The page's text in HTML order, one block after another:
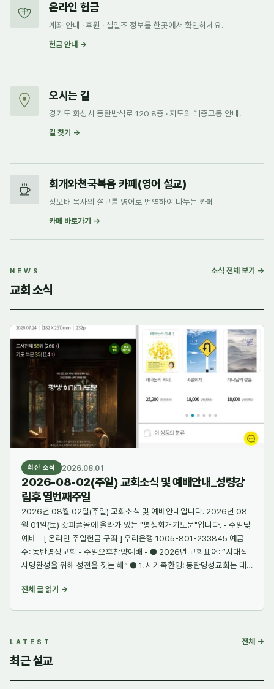
온라인 헌금
계좌 안내 · 후원 · 십일조 정보를 한곳에서 확인하세요.
헌금 안내 →
오시는 길
경기도 화성시 동탄반석로 120 8층 · 지도와 대중교통 안내.
길 찾기 →
회개와천국복음 카페(영어 설교)
정보배 목사의 설교를 영어로 번역하여 나누는 카페
카페 바로가기 →
NEWS
교회 소식
소식 전체 보기 →
최신 소식 2026.08.01
2026-08-02(주일) 교회소식 및 예배안내_성령강
림후 열번째주일
2026년 08월 02일(주일) 교회소식 및 예배안내입니다. 2026년 08
월 01일(토) 갓피플몰에 올라가 있는 "평생회개기도문"입니다. - 주일낮
예배 - [ 온라인 주일헌금 구좌 ] 우리은행 1005-801-233845 예금
주: 동탄명성교회 - 주일오후찬양예배 - ● 2026년 교회표어: “시대적
사명완성을 위해 성전을 짓는 해” ● 1. 새가족환영: 동탄명성교회는 대
을 진심으로 환영합니다. 우리 교회는 WCC와 동성애와 종교다원주의
전체 글 읽기 →
LATEST
최근 설교
전체 →